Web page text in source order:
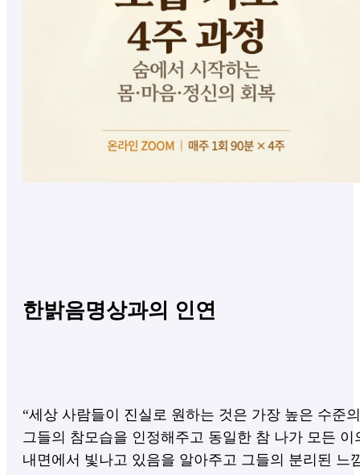
한밝음명상과의 인연
“세상 사람들이 진실로 원하는 것은 가장 높은 수준의
그들의 참모습을 인정해주고 동일한 참 나가 모든 이
내면에서 빛나고 있음을 알아주고 그들의 분리된 느